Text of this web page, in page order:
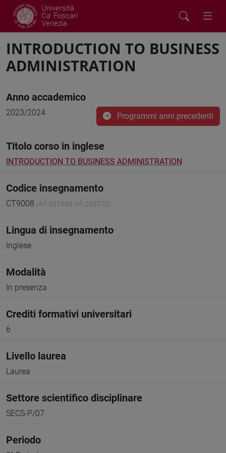
Università
Ca' Foscari
Venezia
INTRODUCTION TO BUSINESS
ADMINISTRATION
Anno accademico
2023/2024 Programmi anni precedenti
Titolo corso in inglese
INTRODUCTION TO BUSINESS ADMINISTRATION
Codice insegnamento
CT9008 (AF:451686 AR:245376)
Lingua di insegnamento
Inglese
Modalità
In presenza
Crediti formativi universitari
6
Livello laurea
Laurea
Settore scientifico disciplinare
SECS-P/07
Periodo